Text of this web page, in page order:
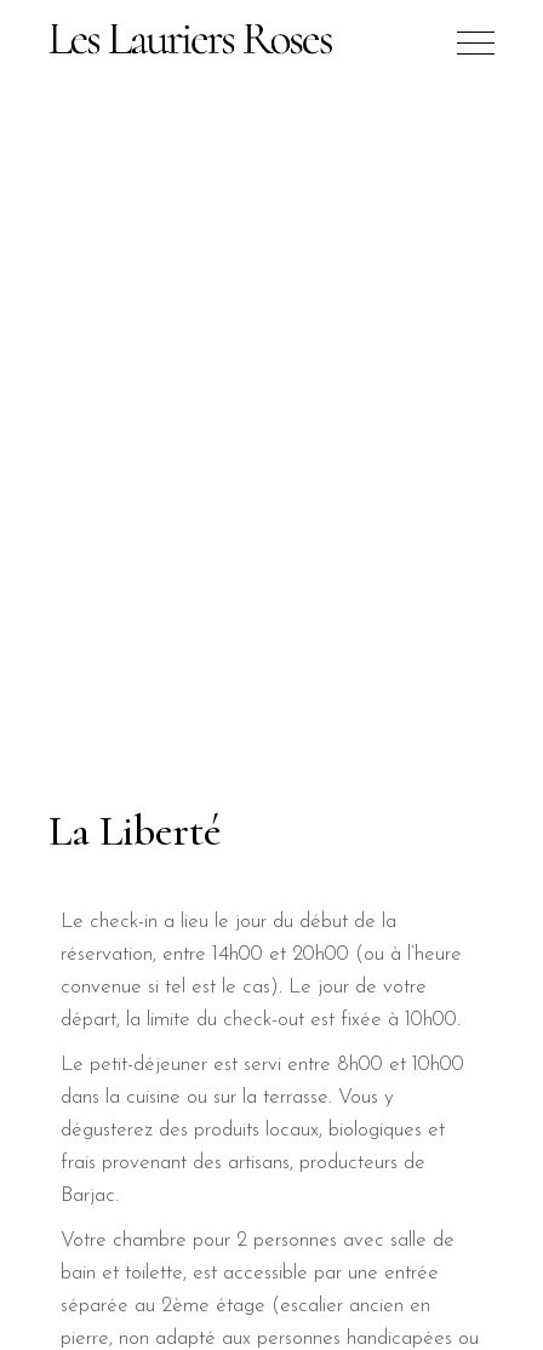
La Liberté
Le check-in a lieu le jour du début de la
réservation, entre 14h00 et 20h00 (ou à l’heure
convenue si tel est le cas). Le jour de votre
départ, la limite du check-out est fixée à 10h00.
Le petit-déjeuner est servi entre 8h00 et 10h00
dans la cuisine ou sur la terrasse. Vous y
dégusterez des produits locaux, biologiques et
frais provenant des artisans, producteurs de
Barjac.
Votre chambre pour 2 personnes avec salle de
bain et toilette, est accessible par une entrée
séparée au 2ème étage (escalier ancien en
pierre, non adapté aux personnes handicapées ou